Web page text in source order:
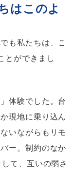
はこのよ
も私たちは、こ
とができまし
体験でした。台
現地に乗り込ん
いながらもリモ
ー。制約のなか
て、互いの弱さ